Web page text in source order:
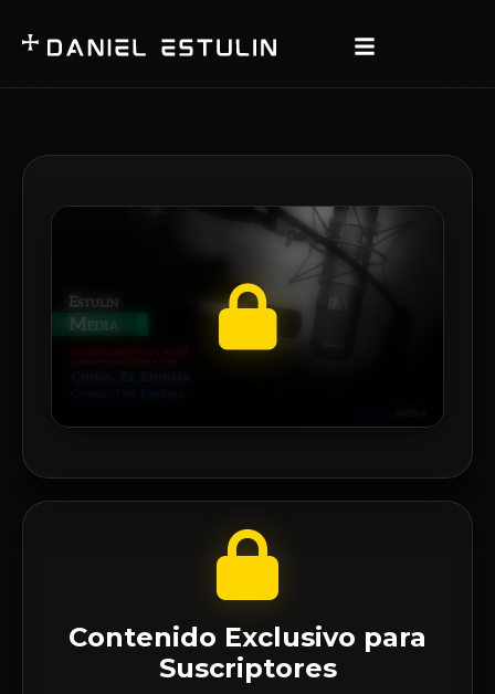
Contenido Exclusivo para
Suscriptores